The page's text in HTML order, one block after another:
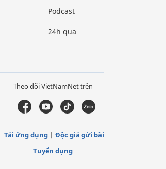
Podcast
24h qua
Theo dõi VietNamNet trên
Tải ứng dụng
Độc giả gửi bài
Tuyển dụng